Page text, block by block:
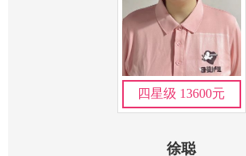
四星级 13600元
徐聪